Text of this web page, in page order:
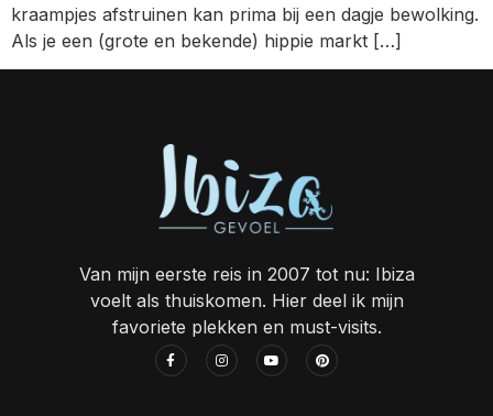
kraampjes afstruinen kan prima bij een dagje bewolking.
Als je een (grote en bekende) hippie markt […]
Van mijn eerste reis in 2007 tot nu: Ibiza
voelt als thuiskomen. Hier deel ik mijn
favoriete plekken en must-visits.